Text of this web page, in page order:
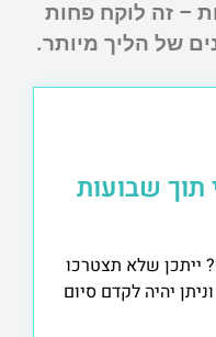
– זה לוקח פחות
של הליך מיותר.
שבועות
ייתכן שלא תצטרכו
יהיה לקדם סיום